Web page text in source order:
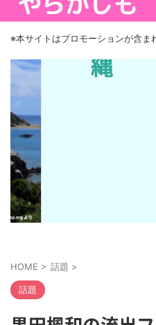
※本サイトはプロモーションが含ま
HOME > 話題 >
話題